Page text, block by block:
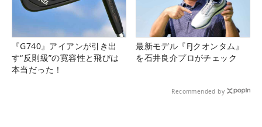
『G740』アイアンが引き出
す“反則級”の寛容性と飛びは
本当だった！
最新モデル『FJクオンタム』
を石井良介プロがチェック
Recommended by